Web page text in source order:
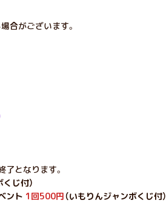
合がございます。
となります。
じ付）
ント 1回500円（いもりんジャンボくじ付）